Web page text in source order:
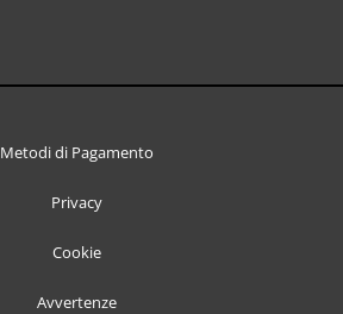
Metodi di Pagamento
Privacy
Cookie
Avvertenze